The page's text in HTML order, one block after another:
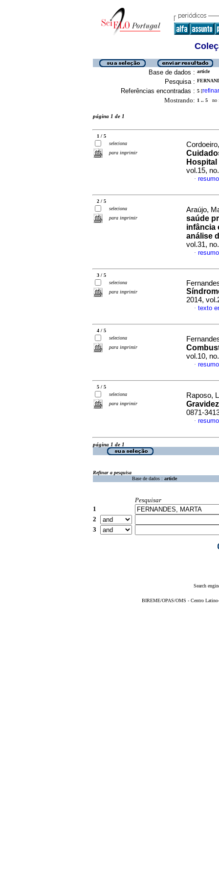
Base de dados : article
Pesquisa :
Referências encontradas : 5 [refinar
Mostrando: 1 .. 5 no
página 1 de 1
1 / 5
seleciona
para imprimir
vol.15,
·
2 / 5
seleciona
para imprimir
Araújo,
saúde
infância
análise
vol.31,
·
3 / 5
seleciona
para imprimir
2014,
· texto
4 / 5
seleciona
para imprimir
vol.10,
·
5 / 5
seleciona
para imprimir
Raposo,
Gravidez
0871-
·
página 1 de 1
Refinar a pesquisa
Base de dados : article
Pesquisar
1
2
3
Search
BIREME/OPAS/OMS - Centro Latino-